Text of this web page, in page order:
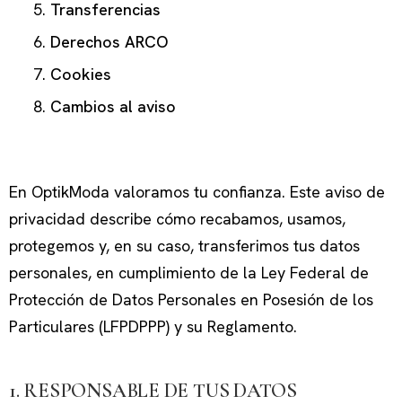
Transferencias
Derechos ARCO
Cookies
Cambios al aviso
En OptikModa valoramos tu confianza. Este aviso de
privacidad describe cómo recabamos, usamos,
protegemos y, en su caso, transferimos tus datos
personales, en cumplimiento de la Ley Federal de
Protección de Datos Personales en Posesión de los
Particulares (LFPDPPP) y su Reglamento.
1. RESPONSABLE DE TUS DATOS